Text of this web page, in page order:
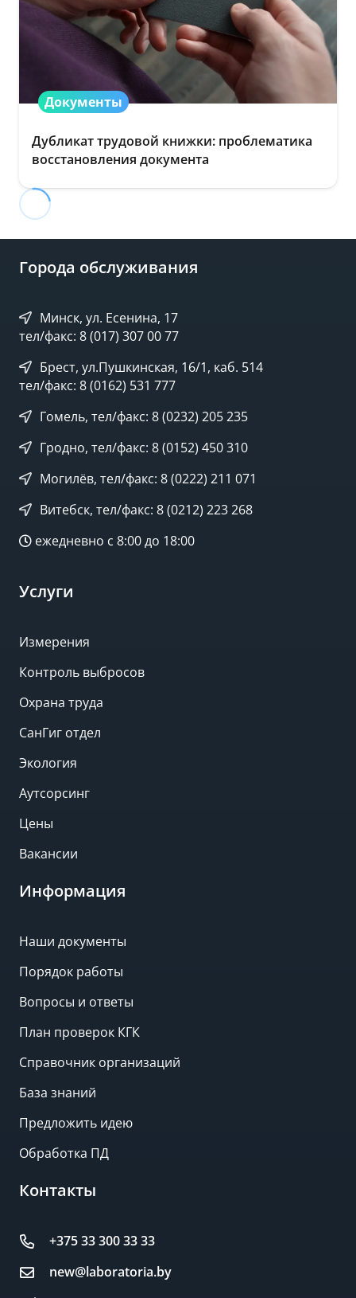
Документы
Дубликат трудовой книжки: проблематика
восстановления документа
Города обслуживания
Минск, ул. Есенина, 17
тел/факс: 8 (017) 307 00 77
Брест, ул.Пушкинская, 16/1, каб. 514
тел/факс: 8 (0162) 531 777
Гомель, тел/факс: 8 (0232) 205 235
Гродно, тел/факс: 8 (0152) 450 310
Могилёв, тел/факс: 8 (0222) 211 071
Витебск, тел/факс: 8 (0212) 223 268
ежедневно с 8:00 до 18:00
Услуги
Измерения
Контроль выбросов
Охрана труда
СанГиг отдел
Экология
Аутсорсинг
Цены
Вакансии
Информация
Наши документы
Порядок работы
Вопросы и ответы
План проверок КГК
Справочник организаций
База знаний
Предложить идею
Обработка ПД
Контакты
+375 33 300 33 33
new@laboratoria.by